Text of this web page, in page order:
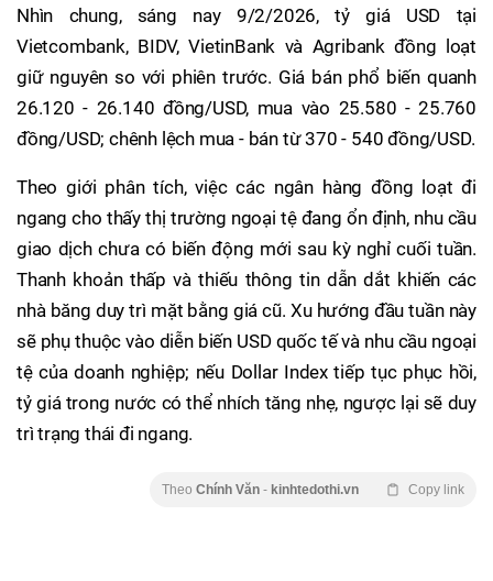
Nhìn chung, sáng nay 9/2/2026, tỷ giá USD tại
Vietcombank, BIDV, VietinBank và Agribank đồng loạt
giữ nguyên so với phiên trước. Giá bán phổ biến quanh
26.120 - 26.140 đồng/USD, mua vào 25.580 - 25.760
đồng/USD; chênh lệch mua - bán từ 370 - 540 đồng/USD.
Theo giới phân tích, việc các ngân hàng đồng loạt đi
ngang cho thấy thị trường ngoại tệ đang ổn định, nhu cầu
giao dịch chưa có biến động mới sau kỳ nghỉ cuối tuần.
Thanh khoản thấp và thiếu thông tin dẫn dắt khiến các
nhà băng duy trì mặt bằng giá cũ. Xu hướng đầu tuần này
sẽ phụ thuộc vào diễn biến USD quốc tế và nhu cầu ngoại
tệ của doanh nghiệp; nếu Dollar Index tiếp tục phục hồi,
tỷ giá trong nước có thể nhích tăng nhẹ, ngược lại sẽ duy
trì trạng thái đi ngang.
Theo Chính Văn - kinhtedothi.vn Copy link